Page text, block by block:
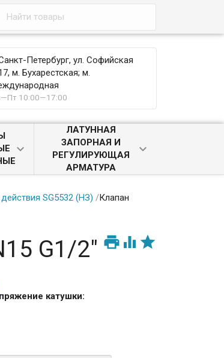
Петербург, ул. Софийская
м. Бухарестская; м.
10:00—17:00
ЛАТУННАЯ
ЗАПОРНАЯ И
РЕГУЛИРУЮЩАЯ
АРМАТУРА
SG5532 (НЗ) /Клапан
  
G1/2"
катушки: